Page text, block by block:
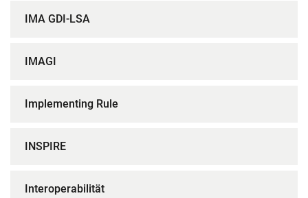
IMA GDI-LSA
IMAGI
Implementing Rule
INSPIRE
Interoperabilität